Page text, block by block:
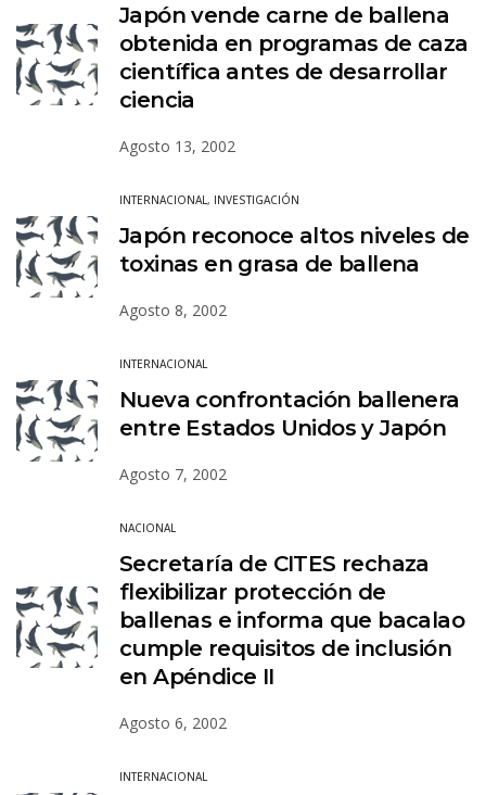
Japón vende carne de ballena
obtenida en programas de caza
científica antes de desarrollar
ciencia
Agosto 13, 2002
INTERNACIONAL, INVESTIGACIÓN
Japón reconoce altos niveles de
toxinas en grasa de ballena
Agosto 8, 2002
INTERNACIONAL
Nueva confrontación ballenera
entre Estados Unidos y Japón
Agosto 7, 2002
NACIONAL
Secretaría de CITES rechaza
flexibilizar protección de
ballenas e informa que bacalao
cumple requisitos de inclusión
en Apéndice II
Agosto 6, 2002
INTERNACIONAL